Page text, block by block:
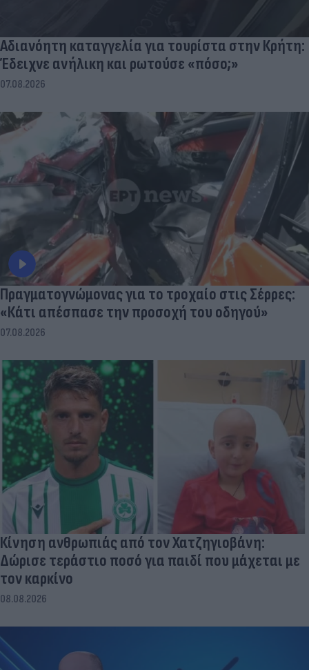
Αδιανόητη καταγγελία για τουρίστα στην Κρήτη:
Έδειχνε ανήλικη και ρωτούσε «πόσο;»
07.08.2026
Πραγματογνώμονας για το τροχαίο στις Σέρρες:
«Κάτι απέσπασε την προσοχή του οδηγού»
07.08.2026
Κίνηση ανθρωπιάς από τον Χατζηγιοβάνη:
Δώρισε τεράστιο ποσό για παιδί που μάχεται με
τον καρκίνο
08.08.2026